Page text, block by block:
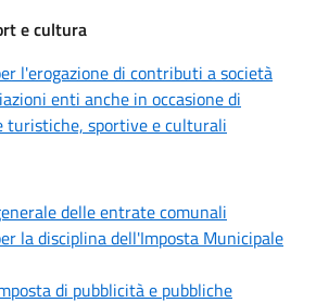
e cultura
l'erogazione di contributi a società
enti anche in occasione di
turistiche, sportive e culturali
delle entrate comunali
la disciplina dell'Imposta Municipale
di pubblicità e pubbliche